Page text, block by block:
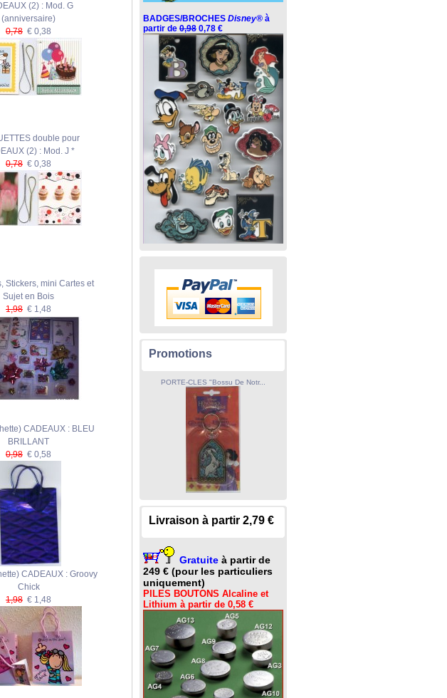
BADGES/BROCHES Disney® à
partir de 0,98 0,78 €
Promotions
PORTE-CLES "Bossu De Notr...
Livraison à partir 2,79 €
Gratuite à partir de
249 € (pour les particuliers
uniquement)
PILES BOUTONS Alcaline et
Lithium à partir de 0,58 €
(2) : Mod. G
(anniversaire)
0,78 € 0,38
double pour
(2) : Mod. J *
0,78 € 0,38
Stickers, mini Cartes et
Sujet en Bois
1,98 € 1,48
CADEAUX : BLEU
BRILLANT
0,98 € 0,58
CADEAUX : Groovy
Chick
1,98 € 1,48